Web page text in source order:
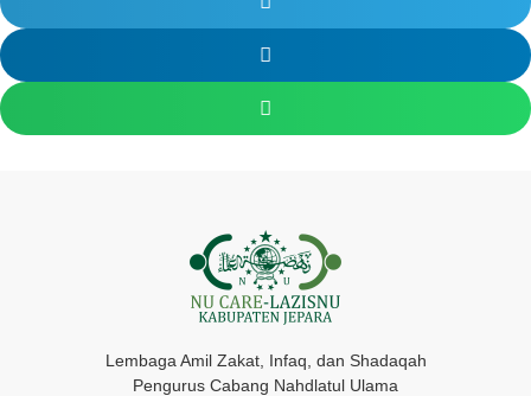
Lembaga Amil Zakat, Infaq, dan Shadaqah
Pengurus Cabang Nahdlatul Ulama